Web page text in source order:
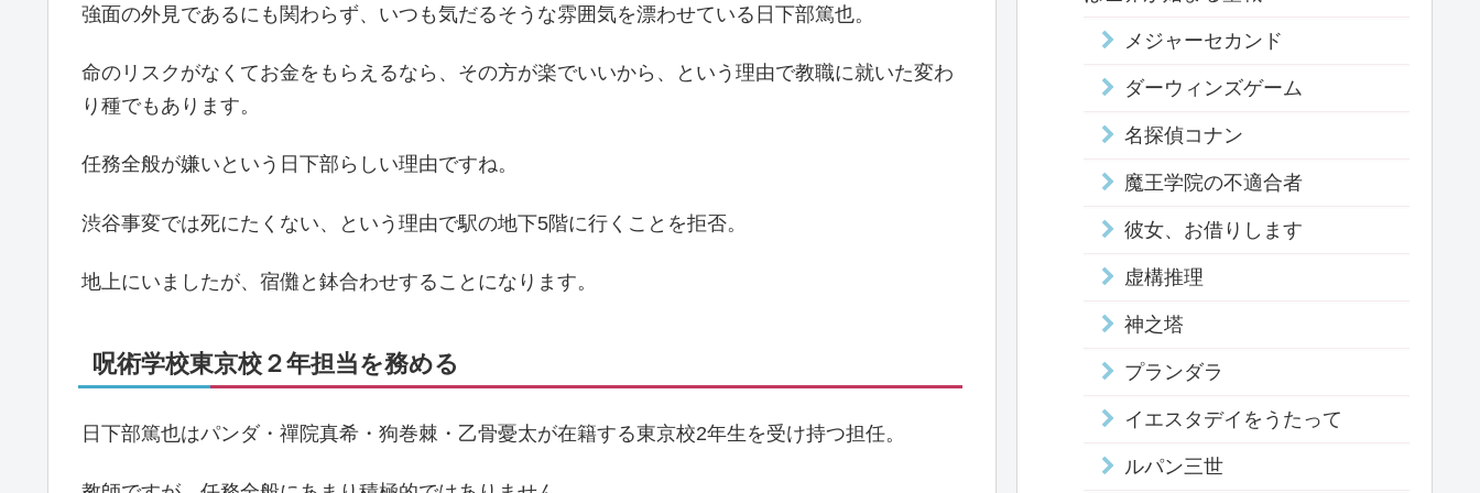
強面の外見であるにも関わらず、いつも気だるそうな雰囲気を漂わせている日下部篤也。
命のリスクがなくてお金をもらえるなら、その方が楽でいいから、という理由で教職に就いた変わ
り種でもあります。
任務全般が嫌いという日下部らしい理由ですね。
渋谷事変では死にたくない、という理由で駅の地下5階に行くことを拒否。
地上にいましたが、宿儺と鉢合わせすることになります。
呪術学校東京校２年担当を務める
日下部篤也はパンダ・禪院真希・狗巻棘・乙骨憂太が在籍する東京校2年生を受け持つ担任。
メジャーセカンド
ダーウィンズゲーム
名探偵コナン
魔王学院の不適合者
彼女、お借りします
虚構推理
神之塔
プランダラ
イエスタデイをうたって
ルパン三世